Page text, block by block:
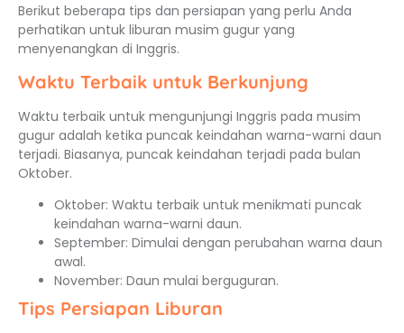
Berikut beberapa tips dan persiapan yang perlu Anda
perhatikan untuk liburan musim gugur yang
menyenangkan di Inggris.
Waktu Terbaik untuk Berkunjung
Waktu terbaik untuk mengunjungi Inggris pada musim
gugur adalah ketika puncak keindahan warna-warni daun
terjadi. Biasanya, puncak keindahan terjadi pada bulan
Oktober.
Oktober: Waktu terbaik untuk menikmati puncak
keindahan warna-warni daun.
September: Dimulai dengan perubahan warna daun
awal.
November: Daun mulai berguguran.
Tips Persiapan Liburan